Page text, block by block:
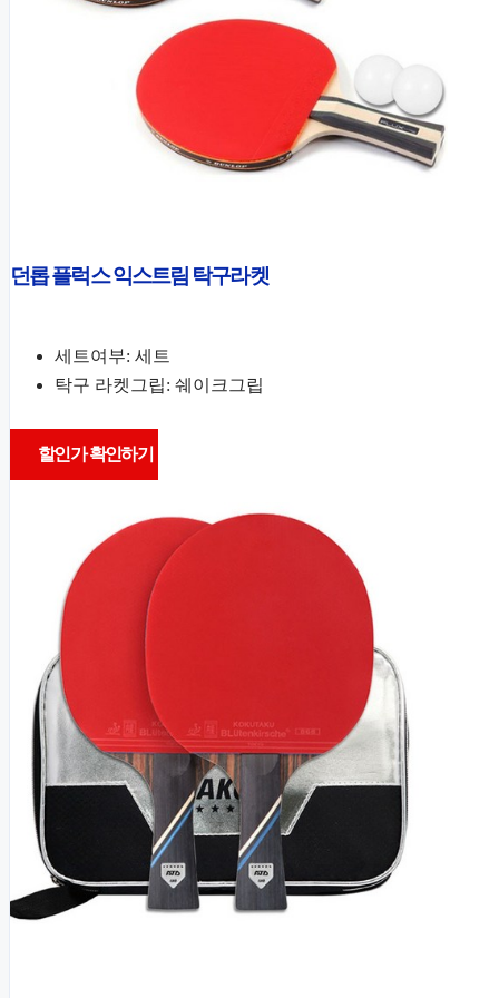
던롭 플럭스 익스트림 탁구라켓
세트여부: 세트
탁구 라켓그립: 쉐이크그립
할인가 확인하기